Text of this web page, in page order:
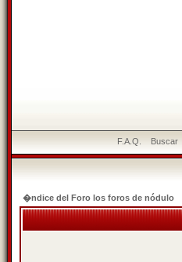
F.A.Q. Buscar
�ndice del Foro los foros de nódulo